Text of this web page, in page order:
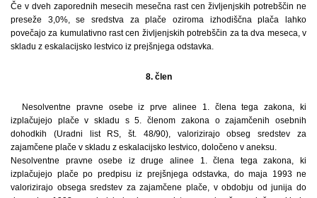
Če v dveh zaporednih mesecih mesečna rast cen življenjskih potrebščin ne
preseže 3,0%, se sredstva za plače oziroma izhodiščna plača lahko
povečajo za kumulativno rast cen življenjskih potrebščin za ta dva meseca, v
skladu z eskalacijsko lestvico iz prejšnjega odstavka.
8. člen
Nesolventne pravne osebe iz prve alinee 1. člena tega zakona, ki
izplačujejo plače v skladu s 5. členom zakona o zajamčenih osebnih
dohodkih (Uradni list RS, št. 48/90), valorizirajo obseg sredstev za
zajamčene plače v skladu z eskalacijsko lestvico, določeno v aneksu.
Nesolventne pravne osebe iz druge alinee 1. člena tega zakona, ki
izplačujejo plače po predpisu iz prejšnjega odstavka, do maja 1993 ne
valorizirajo obsega sredstev za zajamčene plače, v obdobju od junija do